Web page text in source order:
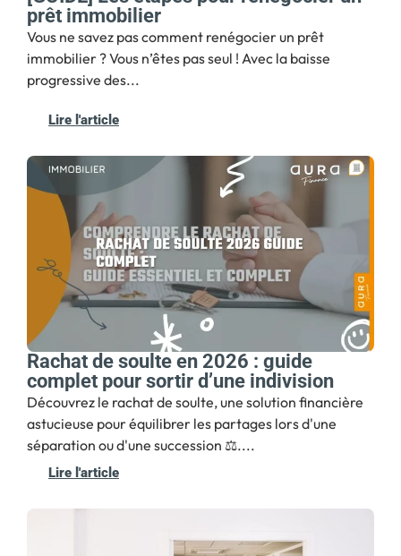
prêt immobilier
Vous ne savez pas comment renégocier un prêt
immobilier ? Vous n’êtes pas seul ! Avec la baisse
progressive des...
Lire l'article
Rachat de soulte en 2026 : guide
complet pour sortir d’une indivision
Découvrez le rachat de soulte, une solution financière
astucieuse pour équilibrer les partages lors d'une
séparation ou d'une succession ⚖️....
Lire l'article